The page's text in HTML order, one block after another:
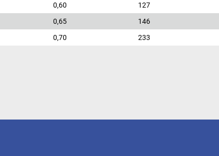
0,60 127
0,65 146
0,70 233